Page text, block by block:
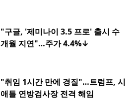
"구글, '제미나이 3.5 프로' 출시 수
개월 지연"…주가 4.4%↓
"취임 1시간 만에 경질"…트럼프, 시
애틀 연방검사장 전격 해임